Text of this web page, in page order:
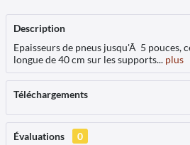
Description
Epaisseurs de pneus jusqu'Ã 5 pouces,
longue de 40 cm sur les supports... plus
Téléchargements
Évaluations
0